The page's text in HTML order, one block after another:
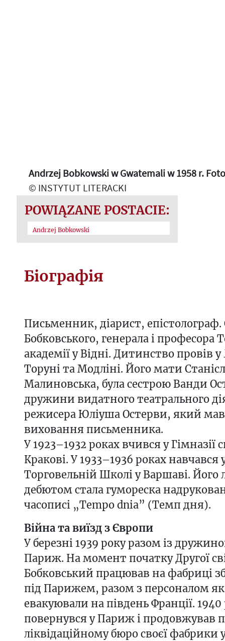
Andrzej Bobkowski w Gwatemali w 1958 r.
© INSTYTUT LITERACKI
POWIĄZANE POSTACIE:
Andrzej Bobkowski
Біографія
Письменник, діарист,
Бобковського, генерала і професора
академії у Відні. Дитинство провів
Торуні та Модліні. Його мати
Малиновська, була сестрою Ванди
дружини видатного театрального
режисера Юліуша Остерви, який
виховання письменника.
У 1923–1932 роках вчився у Гімназії
Кракові. У 1933–1936 роках
Торговельній Школі у Варшаві. Його
дебютом стала гумореска
часописі „Tempo dnia” (Темп дня).
Війна та виїзд з Європи
У березні 1939 року разом із
Париж. На момент початку Другої
Бобковський працював на фабриці
під Парижем, разом з персоналом
евакуювали на південь Франції. 1940
повернувся у Париж і продовжував
ліквідаційному бюро своєї фабрики